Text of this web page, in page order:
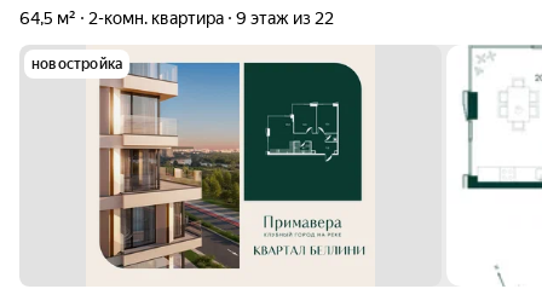
64,5 м²
2-комн. квартира 9 этаж из 22
новостройка